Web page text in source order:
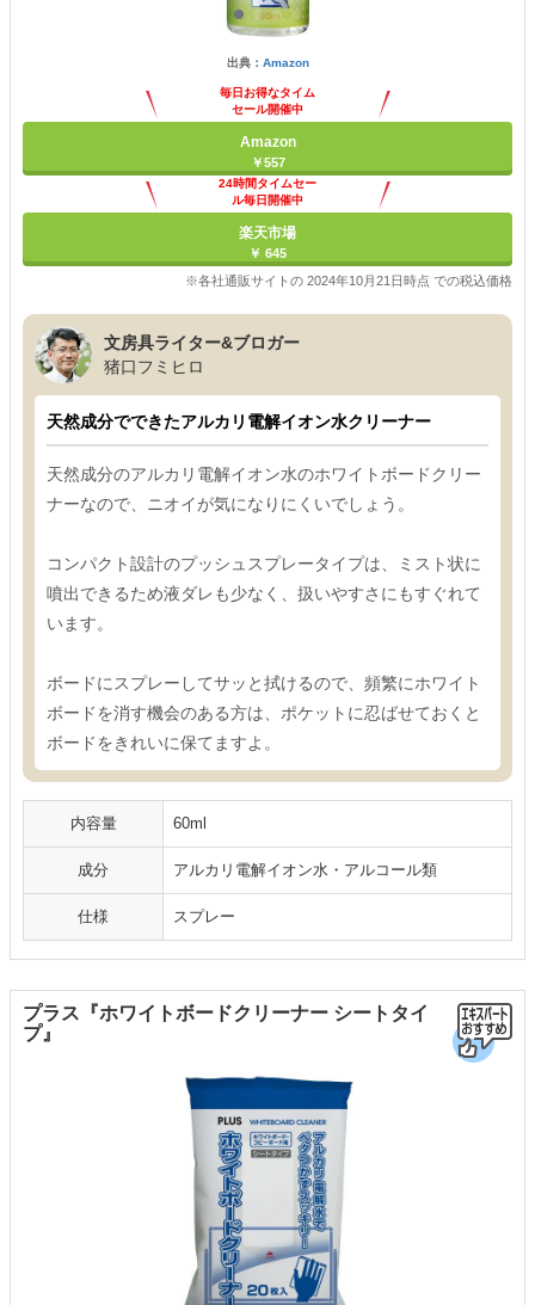
出典： Amazon
毎日お得なタイム
セール開催中
Amazon
￥557
24時間タイムセー
ル毎日開催中
楽天市場
￥ 645
※各社通販サイトの 2024年10月21日時点 での税込価格
文房具ライター&ブロガー
猪口フミヒロ
天然成分でできたアルカリ電解イオン水クリーナー
天然成分のアルカリ電解イオン水のホワイトボードクリー
ナーなので、ニオイが気になりにくいでしょう。
コンパクト設計のプッシュスプレータイプは、ミスト状に
噴出できるため液ダレも少なく、扱いやすさにもすぐれて
います。
ボードにスプレーしてサッと拭けるので、頻繁にホワイト
ボードを消す機会のある方は、ポケットに忍ばせておくと
ボードをきれいに保てますよ。
内容量 60ml
成分 アルカリ電解イオン水・アルコール類
仕様 スプレー
プラス『ホワイトボードクリーナー シートタイ
プ』